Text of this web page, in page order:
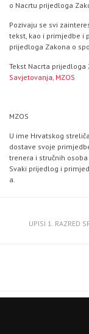
o Nacrtu prijedloga
Pozivaju se svi
tekst, kao i primjedbe i
prijedloga Zakona o
Tekst Nacrta
Savjetovanja, MZOS
MZOS
U ime Hrvatskog
dostave svoje
trenera i stručnih
Svaki prijedlog i
a.
UPISI 1. RAZRED